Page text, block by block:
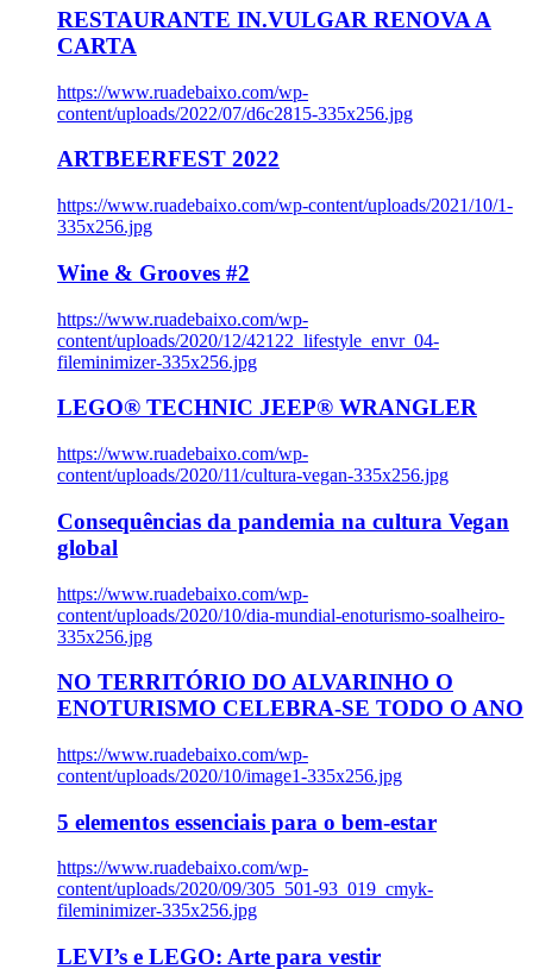
RESTAURANTE IN.VULGAR RENOVA A
CARTA
https://www.ruadebaixo.com/wp-
content/uploads/2022/07/d6c2815-335x256.jpg
ARTBEERFEST 2022
https://www.ruadebaixo.com/wp-content/uploads/2021/10/1-
335x256.jpg
Wine & Grooves #2
https://www.ruadebaixo.com/wp-
content/uploads/2020/12/42122_lifestyle_envr_04-
fileminimizer-335x256.jpg
LEGO® TECHNIC JEEP® WRANGLER
https://www.ruadebaixo.com/wp-
content/uploads/2020/11/cultura-vegan-335x256.jpg
Consequências da pandemia na cultura Vegan
global
https://www.ruadebaixo.com/wp-
content/uploads/2020/10/dia-mundial-enoturismo-soalheiro-
335x256.jpg
NO TERRITÓRIO DO ALVARINHO O
ENOTURISMO CELEBRA-SE TODO O ANO
https://www.ruadebaixo.com/wp-
content/uploads/2020/10/image1-335x256.jpg
5 elementos essenciais para o bem-estar
https://www.ruadebaixo.com/wp-
content/uploads/2020/09/305_501-93_019_cmyk-
fileminimizer-335x256.jpg
LEVI’s e LEGO: Arte para vestir